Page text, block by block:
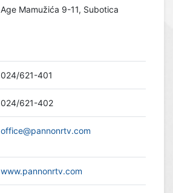
Age Mamužića 9-11, Subotica
024/621-401
024/621-402
office@pannonrtv.com
www.pannonrtv.com